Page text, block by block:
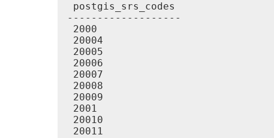
postgis_srs_codes
-------------------
2000
20004
20005
20006
20007
20008
20009
2001
20010
20011